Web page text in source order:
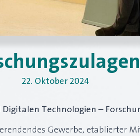
22. Oktober 2024
Technologien –
Gewerbe, etablierter